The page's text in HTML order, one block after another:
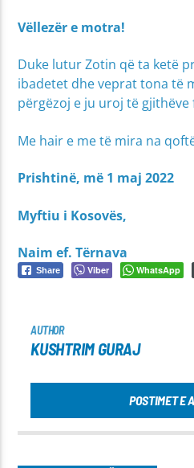
Vëllezër e motra!
Duke lutur Zotin që ta ketë
ibadetet dhe veprat tona të
përgëzoj e ju uroj të
Me hair e me të mira na
Prishtinë, më 1 maj 2022
Myftiu i Kosovës,
Naim ef. Tërnava
Share Viber WhatsApp
AUTHOR
KUSHTRIM GURAJ
POSTIMET E